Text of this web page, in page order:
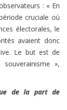
: « En
cruciale où
électorales, le
avaient donc
Le but est de
»,
de la part de